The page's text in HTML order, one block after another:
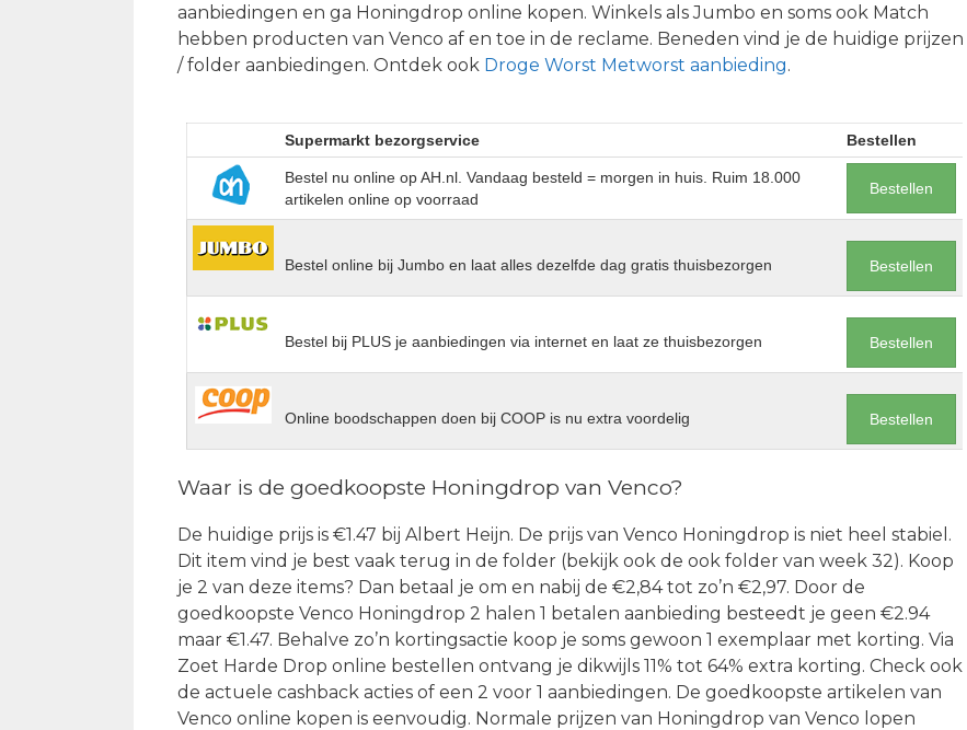
aanbiedingen en ga Honingdrop online kopen. Winkels als Jumbo en soms ook Match
hebben producten van Venco af en toe in de reclame. Beneden vind je de huidige prijzen
/ folder aanbiedingen. Ontdek ook Droge Worst Metworst aanbieding.
Supermarkt bezorgservice Bestellen
Bestel nu online op AH.nl. Vandaag besteld = morgen in huis. Ruim 18.000
artikelen online op voorraad
Bestellen
Bestel online bij Jumbo en laat alles dezelfde dag gratis thuisbezorgen Bestellen
Bestel bij PLUS je aanbiedingen via internet en laat ze thuisbezorgen Bestellen
Online boodschappen doen bij COOP is nu extra voordelig Bestellen
Waar is de goedkoopste Honingdrop van Venco?
De huidige prijs is €1.47 bij Albert Heijn. De prijs van Venco Honingdrop is niet heel stabiel.
Dit item vind je best vaak terug in de folder (bekijk ook de ook folder van week 32). Koop
je 2 van deze items? Dan betaal je om en nabij de €2,84 tot zo’n €2,97. Door de
goedkoopste Venco Honingdrop 2 halen 1 betalen aanbieding besteedt je geen €2.94
maar €1.47. Behalve zo’n kortingsactie koop je soms gewoon 1 exemplaar met korting. Via
Zoet Harde Drop online bestellen ontvang je dikwijls 11% tot 64% extra korting. Check ook
de actuele cashback acties of een 2 voor 1 aanbiedingen. De goedkoopste artikelen van
Venco online kopen is eenvoudig. Normale prijzen van Honingdrop van Venco lopen